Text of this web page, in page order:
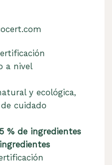
a nivel
y ecológica,
cuidado
% de ingredientes